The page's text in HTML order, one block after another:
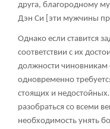
друга, благородному
Дэн Си [эти мужчины
Однако если ставится
соответствии с их
должности чиновникам
одновременно
стоящих и
разобраться со всеми
необходимость унять